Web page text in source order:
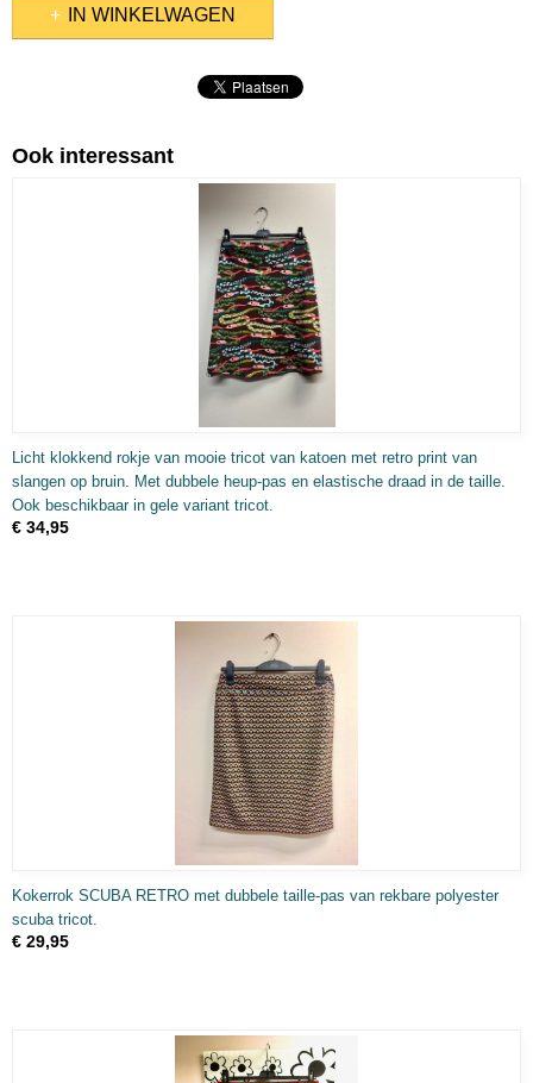
IN WINKELWAGEN
Ook interessant
Licht klokkend rokje van mooie tricot van katoen met retro print van
slangen op bruin. Met dubbele heup-pas en elastische draad in de taille.
Ook beschikbaar in gele variant tricot.
€ 34,95
Kokerrok SCUBA RETRO met dubbele taille-pas van rekbare polyester
scuba tricot.
€ 29,95